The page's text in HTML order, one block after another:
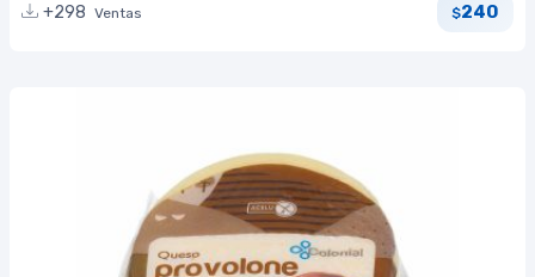
+298 Ventas $240